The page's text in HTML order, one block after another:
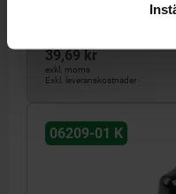
39,69 kr
exkl. moms
Exkl. leveranskostnader
06209-01 K